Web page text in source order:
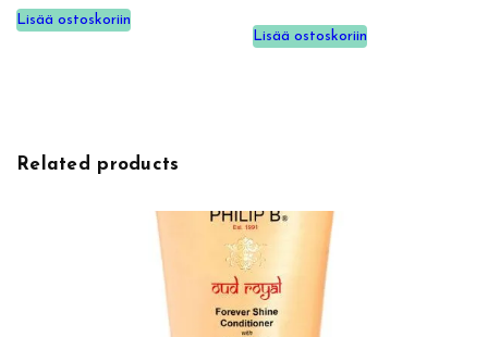
Lisää ostoskoriin
Lisää ostoskoriin
Related products